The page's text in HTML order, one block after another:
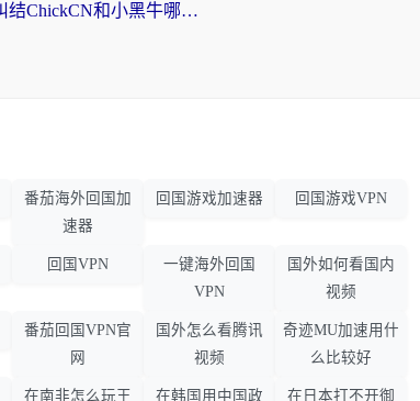
海外党纠结ChickCN和小黑牛哪个好？一篇帮你选对回国加速器的实用指南
番茄海外回国加
速器
回国游戏加速器 回国游戏VPN
回国VPN
一键海外回国
VPN
国外如何看国内
视频
番茄回国VPN官
网
国外怎么看腾讯
视频
奇迹MU加速用什
么比较好
在南非怎么玩王 在韩国用中国政 在日本打不开御